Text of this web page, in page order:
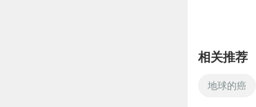
相关推荐
地球的癌